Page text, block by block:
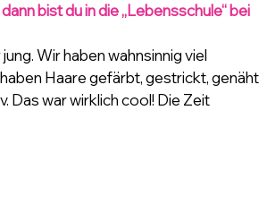
bist du in die „Lebensschule“ bei
Wir haben wahnsinnig viel
Haare gefärbt, gestrickt, genäht
Das war wirklich cool! Die Zeit